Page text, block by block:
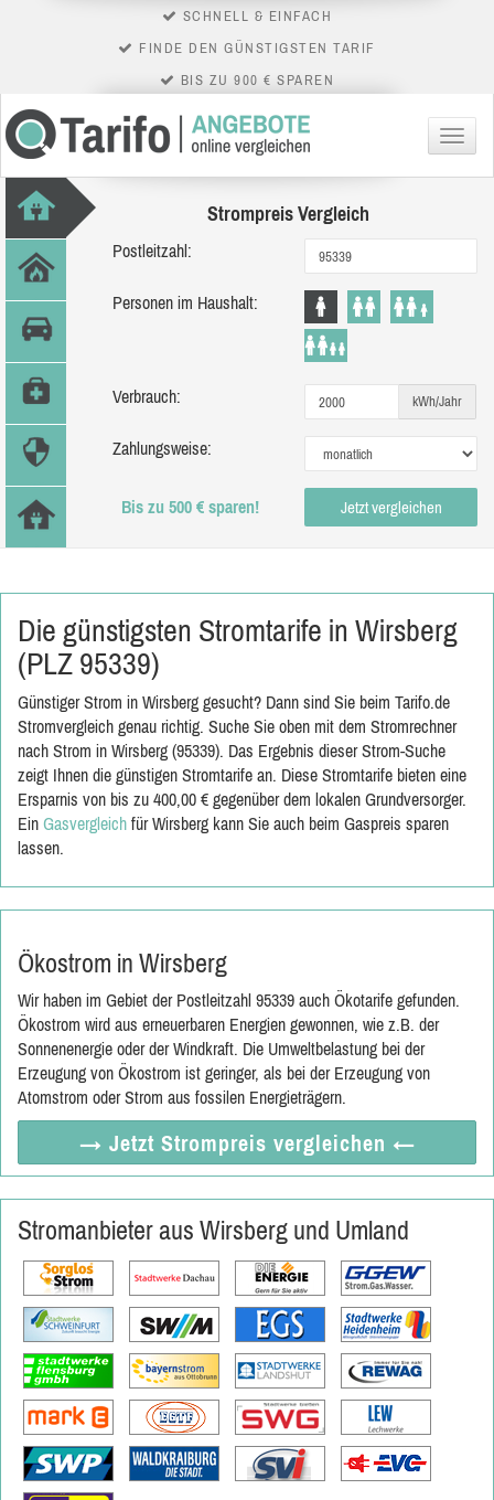
SCHNELL & EINFACH
FINDE DEN GÜNSTIGSTEN TARIF
BIS ZU 900 € SPAREN
Menü
Strompreis Vergleich
Postleitzahl:
Personen im Haushalt:
Verbrauch: kWh/Jahr
Zahlungsweise:
Bis zu 500 € sparen! Jetzt vergleichen
Die günstigsten Stromtarife in Wirsberg
(PLZ 95339)
Günstiger Strom in Wirsberg gesucht? Dann sind Sie beim Tarifo.de
Stromvergleich genau richtig. Suche Sie oben mit dem Stromrechner
nach Strom in Wirsberg (95339). Das Ergebnis dieser Strom-Suche
zeigt Ihnen die günstigen Stromtarife an. Diese Stromtarife bieten eine
Ersparnis von bis zu 400,00 € gegenüber dem lokalen Grundversorger.
Ein Gasvergleich für Wirsberg kann Sie auch beim Gaspreis sparen
lassen.
Ökostrom in Wirsberg
Wir haben im Gebiet der Postleitzahl 95339 auch Ökotarife gefunden.
Ökostrom wird aus erneuerbaren Energien gewonnen, wie z.B. der
Sonnenenergie oder der Windkraft. Die Umweltbelastung bei der
Erzeugung von Ökostrom ist geringer, als bei der Erzeugung von
Atomstrom oder Strom aus fossilen Energieträgern.
→ Jetzt Strompreis vergleichen ←
Stromanbieter aus Wirsberg und Umland